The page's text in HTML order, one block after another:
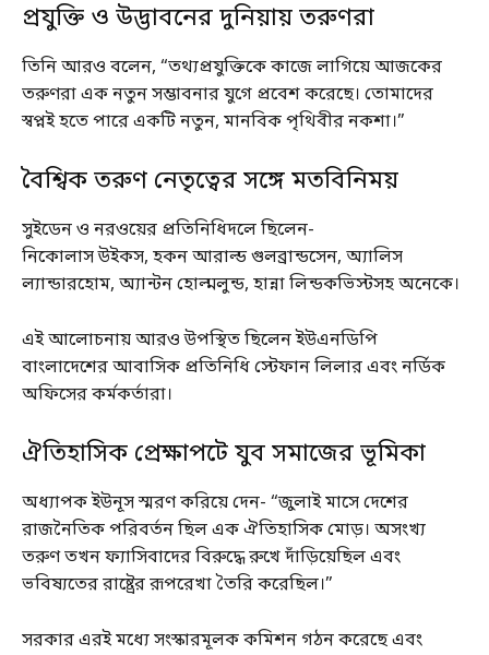
প্রযুক্তি ও উদ্ভাবনের দুনিয়ায় তরুণরা
তিনি আরও বলেন, “তথ্যপ্রযুক্তিকে কাজে লাগিয়ে আজকের
তরুণরা এক নতুন সম্ভাবনার যুগে প্রবেশ করেছে। তোমাদের
স্বপ্নই হতে পারে একটি নতুন, মানবিক পৃথিবীর নকশা।”
বৈশ্বিক তরুণ নেতৃত্বের সঙ্গে মতবিনিময়
সুইডেন ও নরওয়ের প্রতিনিধিদলে ছিলেন-
নিকোলাস উইকস, হকন আরাল্ড গুলব্রান্ডসেন, অ্যালিস
ল্যান্ডারহোম, অ্যান্টন হোল্মলুন্ড, হান্না লিন্ডকভিস্টসহ অনেকে।
এই আলোচনায় আরও উপস্থিত ছিলেন ইউএনডিপি
বাংলাদেশের আবাসিক প্রতিনিধি স্টেফান লিলার এবং নর্ডিক
অফিসের কর্মকর্তারা।
ঐতিহাসিক প্রেক্ষাপটে যুব সমাজের ভূমিকা
অধ্যাপক ইউনূস স্মরণ করিয়ে দেন- “জুলাই মাসে দেশের
রাজনৈতিক পরিবর্তন ছিল এক ঐতিহাসিক মোড়। অসংখ্য
তরুণ তখন ফ্যাসিবাদের বিরুদ্ধে রুখে দাঁড়িয়েছিল এবং
ভবিষ্যতের রাষ্ট্রের রূপরেখা তৈরি করেছিল।”
সরকার এরই মধ্যে সংস্কারমূলক কমিশন গঠন করেছে এবং